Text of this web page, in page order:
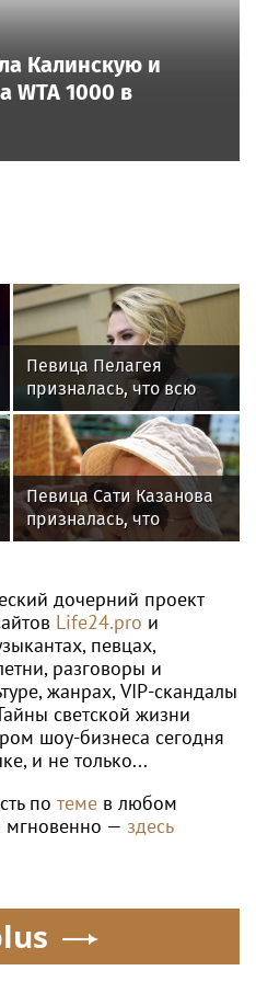
Шарапова нашла
Калинскую и
1000 в